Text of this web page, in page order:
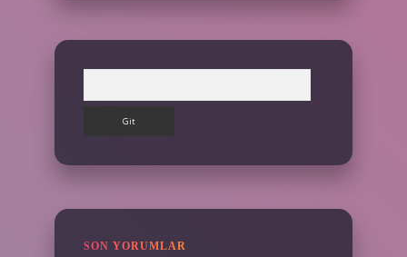
SON YORUMLAR